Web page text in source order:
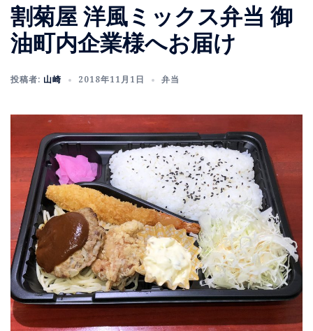
割菊屋 洋風ミックス弁当 御
油町内企業様へお届け
投稿者: 山崎 2018年11月1日 弁当